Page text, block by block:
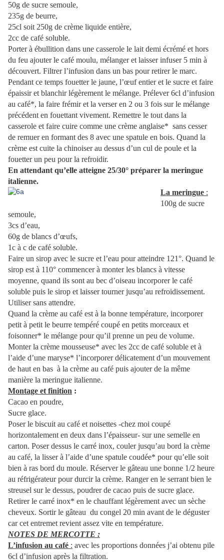
50g de sucre semoule,
235g de beurre,
25cl soit 250g de crème liquide entière,
2cc de café soluble.
Porter à ébullition dans une casserole le lait demi écrémé et hors
du feu ajouter le café moulu, mélanger et laisser infuser 5 min à
découvert. Filtrer l’infusion dans un bas pour retirer le marc.
Pendant ce temps fouetter le jaune, l’œuf entier et le sucre et faire
épaissir et blanchir légèrement le mélange. Prélever 6cl d’infusion
au café*, la faire frémir et la verser en 2 ou 3 fois sur le mélange
précédent en fouettant vivement. Remettre le tout dans la
casserole et faire cuire comme une crème anglaise* sans cesser
de remuer en formant des 8 avec une spatule en bois. Quand la
crème est cuite la chinoiser au dessus d’un cul de poule et la
fouetter un peu pour la refroidir.
En attendant qu’elle atteigne 25/30° préparer la meringue
italienne.
La meringue :
100g de sucre
semoule,
3cs d’eau,
60g de blancs d’œufs,
1c à c de café soluble.
Faire un sirop avec le sucre et l’eau pour atteindre 121°. Quand le
sirop est à 110° commencer à monter les blancs à vitesse
moyenne, quand ils sont au bec d’oiseau incorporer le café
soluble puis le sirop et laisser tourner jusqu’au refroidissement.
Utiliser sans attendre.
Quand la crème au café est à la bonne température, incorporer
petit à petit le beurre tempéré coupé en petits morceaux et
foisonner* le mélange pour qu’il prenne un peu de volume.
Monter la crème mousseuse* avec les 2cc de café soluble et à
l’aide d’une maryse* l’incorporer délicatement d’un mouvement
de haut en bas à la crème au café puis ajouter de la même
manière la meringue italienne.
Montage et finition :
Cacao en poudre,
Sucre glace.
Poser le biscuit au café et noisettes -chez moi coupé
horizontalement en deux dans l’épaisseur- sur une semelle en
carton. Poser dessus le carré inox, couler jusqu’au bord la crème
au café, la lisser à l’aide d’une spatule coudée* pour qu’elle soit
bien à ras bord du moule. Réserver le gâteau une bonne 1/2 heure
au réfrigérateur pour durcir la crème. Ranger en le serrant bien le
streusel sur le dessus, poudrer de cacao puis de sucre glace.
Retirer le carré inox* en le chauffant légèrement avec un sèche
cheveux. Sortir le gâteau du congel 20 min avant de le déguster
car cet entremet revient assez vite en température.
NOTES DE MERCOTTE :
L’infusion au café : avec les proportions données j’ai obtenu pile
6cl d’infusion après la filtration.